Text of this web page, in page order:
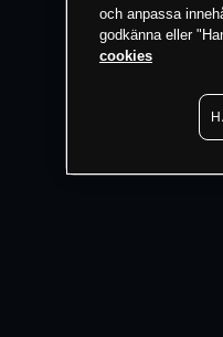
och anpassa
godkänna eller
cookies